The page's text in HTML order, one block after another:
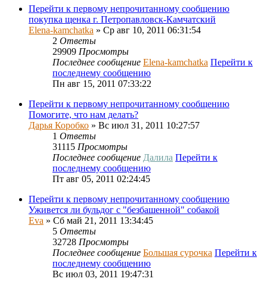
Перейти к первому непрочитанному сообщению
покупка щенка г. Петропавловск-Камчатский
Elena-kamchatka » Ср авг 10, 2011 06:31:54
2 Ответы
29909 Просмотры
Последнее сообщение Elena-kamchatka Перейти к
последнему сообщению
Пн авг 15, 2011 07:33:22
Перейти к первому непрочитанному сообщению
Помогите, что нам делать?
Дарья Коробко » Вс июл 31, 2011 10:27:57
1 Ответы
31115 Просмотры
Последнее сообщение Далила Перейти к
последнему сообщению
Пт авг 05, 2011 02:24:45
Перейти к первому непрочитанному сообщению
Уживется ли бульдог с "безбашенной" собакой
Eva » Сб май 21, 2011 13:34:45
5 Ответы
32728 Просмотры
Последнее сообщение Большая сурочка Перейти к
последнему сообщению
Вс июл 03, 2011 19:47:31